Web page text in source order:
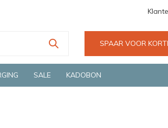
live in onze winkel in Deventer Groene
SPAAR VOOR
SALE KADOBON